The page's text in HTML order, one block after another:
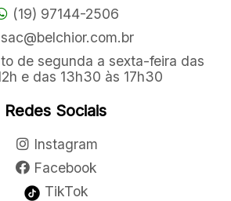
(19) 97144-2506
sac@belchior.com.br
de segunda a sexta-feira das
e das 13h30 às 17h30
Redes Sociais
Instagram
Facebook
TikTok